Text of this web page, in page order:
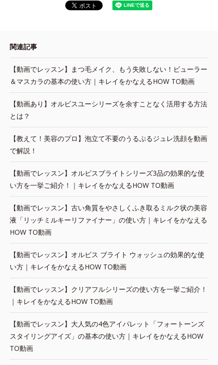
関連記事
【動画でレッスン】まつ毛メイク、もう失敗しない！ビューラー
＆マスカラの基本の使い方｜キレイをかなえるHOW TO動画
【動画あり】オルビスユーシリーズを余すことなく活用する方法
とは？
【教えて！美容のプロ】泡立て不要のうるぷるジュレ洗顔を動画
で解説！
【動画でレッスン】オルビスブライトシリーズ3品の効果的な使
い方を一挙ご紹介！｜キレイをかなえるHOW TO動画
【動画でレッスン】古い角質をやさしくふき取るミルク状の美容
液「リッチミルキーリファイナー」の使い方｜キレイをかなえる
HOW TO動画
【動画でレッスン】オルビス ブライト ウォッシュの効果的な使
い方｜キレイをかなえるHOW TO動画
【動画でレッスン】クリアフルシリーズの使い方を一挙ご紹介！
｜キレイをかなえるHOW TO動画
【動画でレッスン】大人気の4色アイパレット「フォートーンズ
スタイリングアイズ」の基本の使い方｜キレイをかなえるHOW
TO動画